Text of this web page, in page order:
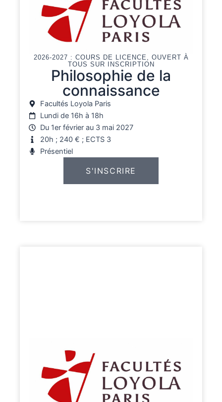
2026-2027 : COURS DE LICENCE, OUVERT À
TOUS SUR INSCRIPTION
Philosophie de la
connaissance
Facultés Loyola Paris
Lundi de 16h à 18h
Du 1er février au 3 mai 2027
20h ; 240 € ; ECTS 3
Présentiel
S'INSCRIRE